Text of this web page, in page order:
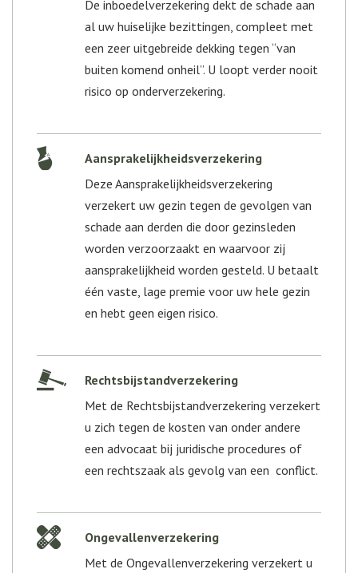
De inboedelverzekering dekt de schade aan
al uw huiselijke bezittingen, compleet met
een zeer uitgebreide dekking tegen “van
buiten komend onheil”. U loopt verder nooit
risico op onderverzekering.
Aansprakelijkheidsverzekering
Deze Aansprakelijkheidsverzekering
verzekert uw gezin tegen de gevolgen van
schade aan derden die door gezinsleden
worden verzoorzaakt en waarvoor zij
aansprakelijkheid worden gesteld. U betaalt
één vaste, lage premie voor uw hele gezin
en hebt geen eigen risico.
Rechtsbijstandverzekering
Met de Rechtsbijstandverzekering verzekert
u zich tegen de kosten van onder andere
een advocaat bij juridische procedures of
een rechtszaak als gevolg van een conflict.
Ongevallenverzekering
Met de Ongevallenverzekering verzekert u